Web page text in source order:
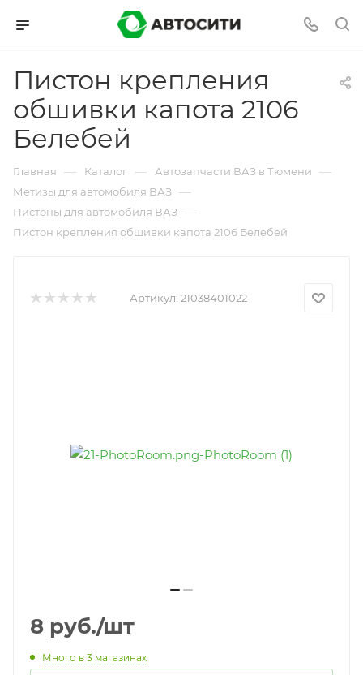
Пистон крепления
обшивки капота 2106
Белебей
Главная — Каталог — Автозапчасти ВАЗ в Тюмени —
Метизы для автомобиля ВАЗ —
Пистоны для автомобиля ВАЗ —
Пистон крепления обшивки капота 2106 Белебей
Артикул: 21038401022
8 руб./шт
Много в 3 магазинах